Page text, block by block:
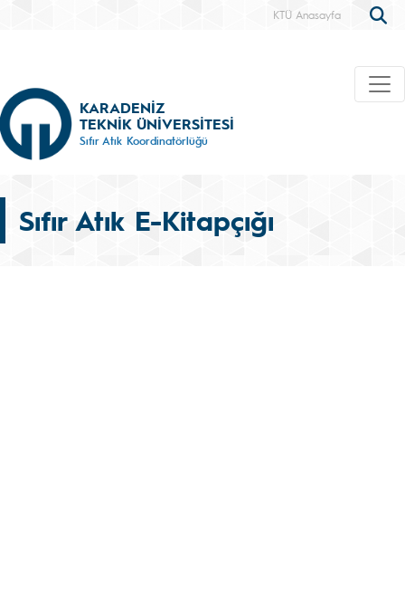
KTÜ Anasayfa
KARADENİZ
TEKNİK ÜNİVERSİTESİ
Sıfır Atık Koordinatörlüğü
Sıfır Atık E-Kitapçığı